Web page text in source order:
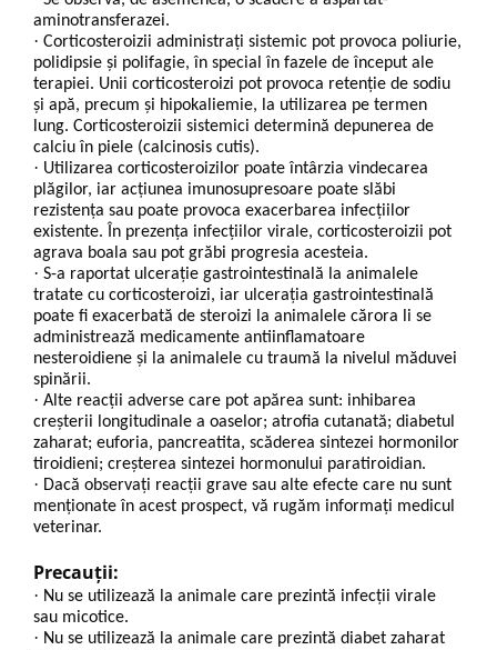
aminotransferazei.
· Corticosteroizii administrați sistemic pot provoca poliurie,
polidipsie și polifagie, în special în fazele de început ale
terapiei. Unii corticosteroizi pot provoca retenție de sodiu
și apă, precum și hipokaliemie, la utilizarea pe termen
lung. Corticosteroizii sistemici determină depunerea de
calciu în piele (calcinosis cutis).
· Utilizarea corticosteroizilor poate întârzia vindecarea
plăgilor, iar acțiunea imunosupresoare poate slăbi
rezistența sau poate provoca exacerbarea infecțiilor
existente. În prezența infecțiilor virale, corticosteroizii pot
agrava boala sau pot grăbi progresia acesteia.
· S-a raportat ulcerație gastrointestinală la animalele
tratate cu corticosteroizi, iar ulcerația gastrointestinală
poate fi exacerbată de steroizi la animalele cărora li se
administrează medicamente antiinflamatoare
nesteroidiene și la animalele cu traumă la nivelul măduvei
spinării.
· Alte reacții adverse care pot apărea sunt: inhibarea
creșterii longitudinale a oaselor; atrofia cutanată; diabetul
zaharat; euforia, pancreatita, scăderea sintezei hormonilor
tiroidieni; creșterea sintezei hormonului paratiroidian.
· Dacă observaţi reacţii grave sau alte efecte care nu sunt
menţionate în acest prospect, vă rugăm informaţi medicul
veterinar.
Precauții:
· Nu se utilizează la animale care prezintă infecții virale
sau micotice.
· Nu se utilizează la animale care prezintă diabet zaharat